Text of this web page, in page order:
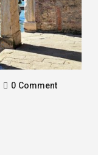
0 Comment